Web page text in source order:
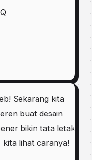
Sekarang kita
buat desain
bikin tata letak
kita lihat caranya!